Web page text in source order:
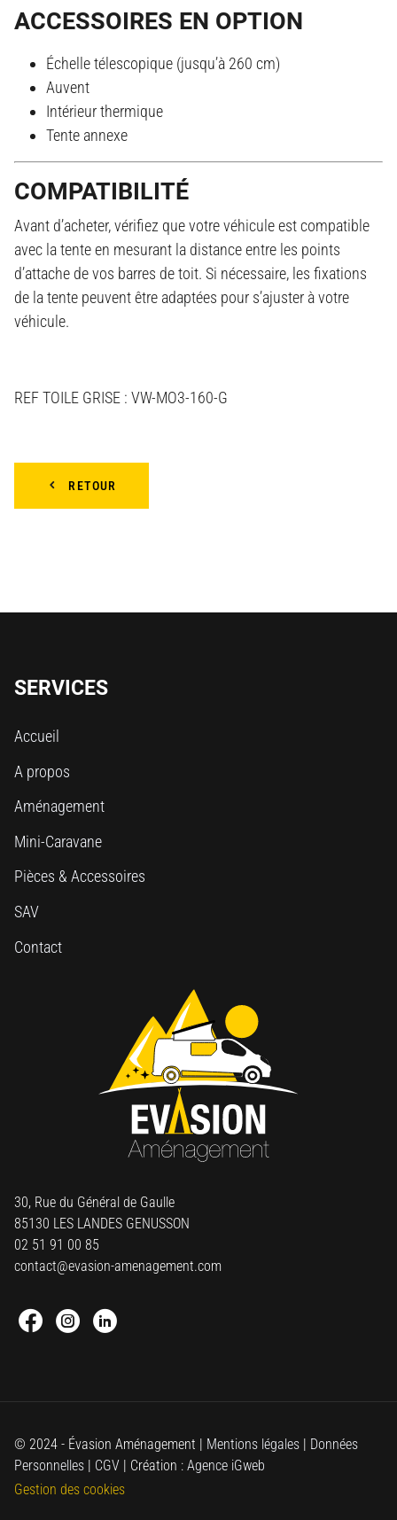
ACCESSOIRES EN OPTION
Échelle télescopique (jusqu’à 260 cm)
Auvent
Intérieur thermique
Tente annexe
COMPATIBILITÉ
Avant d’acheter, vérifiez que votre véhicule est compatible
avec la tente en mesurant la distance entre les points
d’attache de vos barres de toit. Si nécessaire, les fixations
de la tente peuvent être adaptées pour s’ajuster à votre
véhicule.
REF TOILE GRISE : VW-MO3-160-G
RETOUR
SERVICES
Accueil
A propos
Aménagement
Mini-Caravane
Pièces & Accessoires
SAV
Contact
30, Rue du Général de Gaulle
85130 LES LANDES GENUSSON
02 51 91 00 85
contact@evasion-amenagement.com
Facebook : Round
Instagram : Round
Linkedin : Round
© 2024 - Évasion Aménagement | Mentions légales | Données
Personnelles | CGV | Création : Agence iGweb
Gestion des cookies